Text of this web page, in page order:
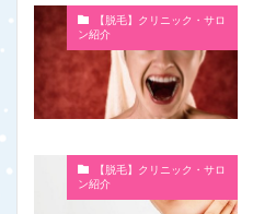
【脱毛】クリニック・サロ
ン紹介
【脱毛】クリニック・サロ
ン紹介